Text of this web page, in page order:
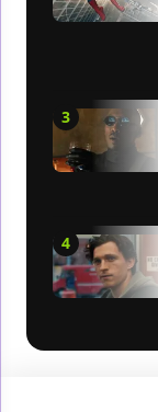
3
4